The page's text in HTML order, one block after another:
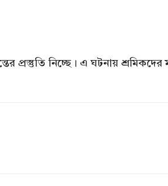
প্রস্তুতি নিচ্ছে। এ ঘটনায় শ্রমিকদের